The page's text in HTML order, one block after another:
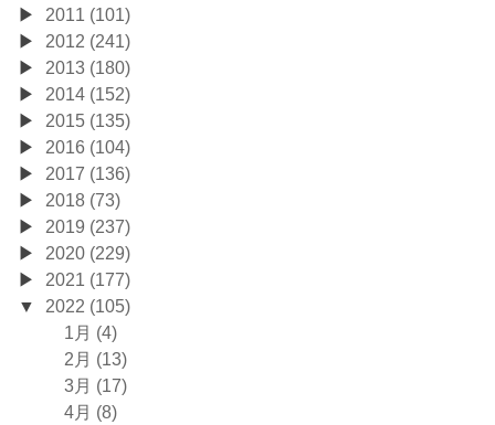
2011 (101)
2012 (241)
2013 (180)
2014 (152)
2015 (135)
2016 (104)
2017 (136)
2018 (73)
2019 (237)
2020 (229)
2021 (177)
2022 (105)
1月 (4)
2月 (13)
3月 (17)
4月 (8)